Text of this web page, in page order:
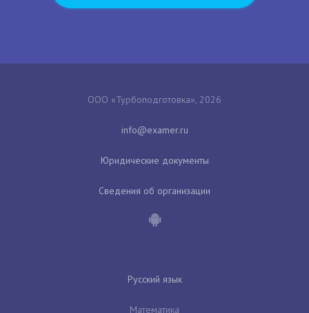
ООО «Турбоподготовка», 2026
Юридические документы
Сведения об организации
Русский язык
Математика